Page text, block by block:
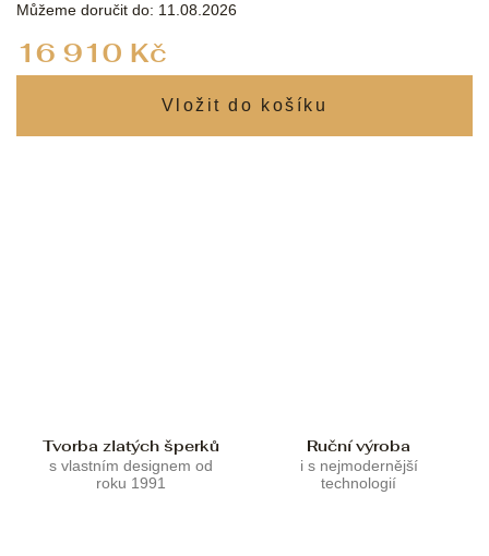
16 910 Kč
Můžeme doručit do: 11.08.2026
Tvorba zlatých šperků
s vlastním designem od
roku 1991
Ruční výroba
i s nejmodernější
technologií